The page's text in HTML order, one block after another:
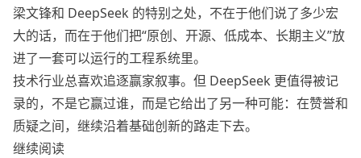
梁文锋和 DeepSeek 的特别之处，不在于他们说了多少宏
大的话，而在于他们把“原创、开源、低成本、长期主义”放
进了一套可以运行的工程系统里。
技术行业总喜欢追逐赢家叙事。但 DeepSeek 更值得被记
录的，不是它赢过谁，而是它给出了另一种可能：在赞誉和
质疑之间，继续沿着基础创新的路走下去。
继续阅读